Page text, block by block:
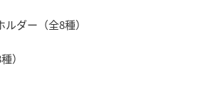
ダー（全8種）
）